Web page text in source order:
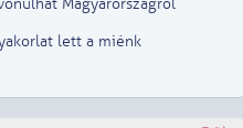
Magyarországról
lett a miénk